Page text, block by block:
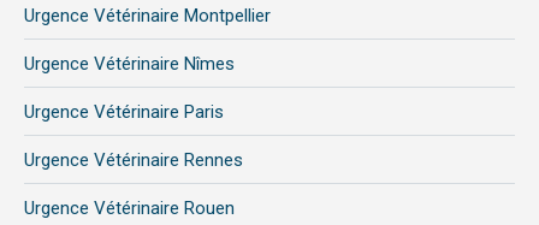
Urgence Vétérinaire Montpellier
Urgence Vétérinaire Nîmes
Urgence Vétérinaire Paris
Urgence Vétérinaire Rennes
Urgence Vétérinaire Rouen